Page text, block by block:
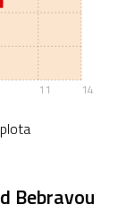
11 14
Bebravou